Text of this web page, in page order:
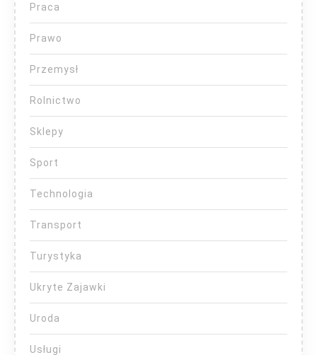
Praca
Prawo
Przemysł
Rolnictwo
Sklepy
Sport
Technologia
Transport
Turystyka
Ukryte Zajawki
Uroda
Usługi